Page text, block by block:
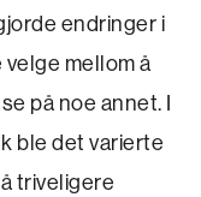
endringer i
mellom å
på noe annet. I
ble det ­varierte
trive­ligere